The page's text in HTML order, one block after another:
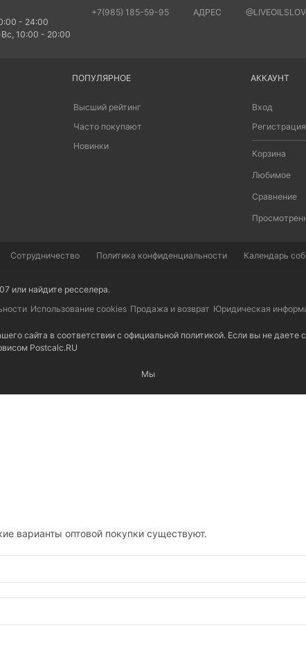
- 24:00
10:00 - 20:00
+7(985) 185-59-95 АДРЕС
ПОПУЛЯРНОЕ
Высший рейтинг
Часто покупают
Новинки
АККАУНТ
Вход
Регистрация
Корзина
Любимое
Сравнение
Сотрудничество Политика конфиденциальности Календарь
или найдите ресселера.
Использование cookies Продажа и возврат Юридическая
сайта в соответствии с официальной политикой. Если вы не даете
Postcalc.RU
Мы
варианты оптовой покупки существуют.